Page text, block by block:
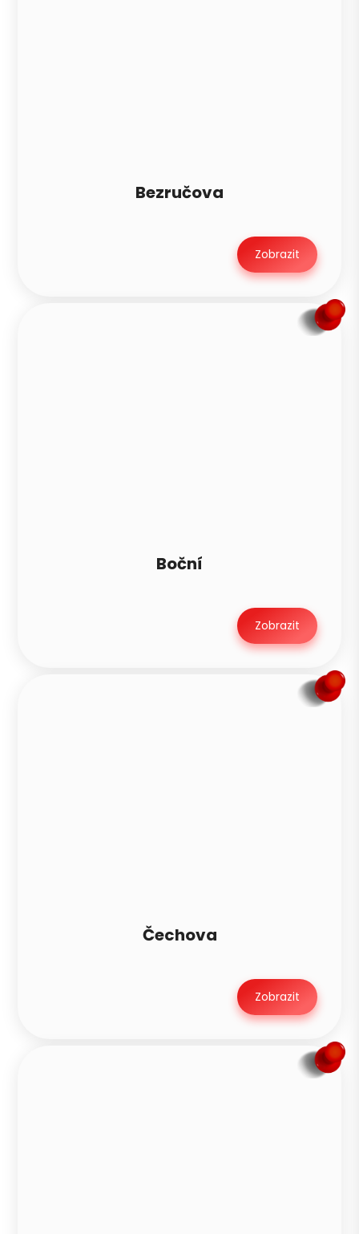
Bezručova
Zobrazit
Boční
Zobrazit
Čechova
Zobrazit